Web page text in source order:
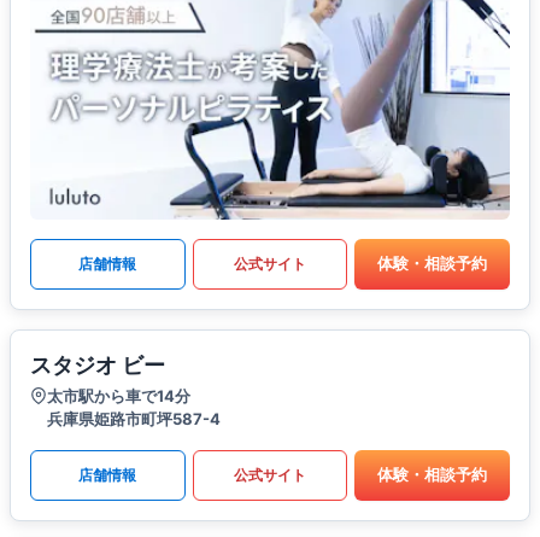
店舗情報 公式サイト 体験・相談予約
スタジオ ビー
太市駅から車で14分
兵庫県姫路市町坪587-4
店舗情報 公式サイト 体験・相談予約